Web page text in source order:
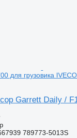
для грузовика
Garrett Daily /
789773-5013S